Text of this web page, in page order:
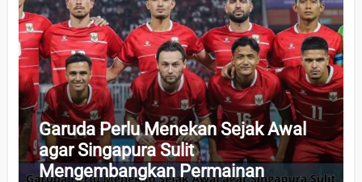
Garuda Perlu Menekan Sejak Awal
agar Singapura Sulit
Mengembangkan Permainan